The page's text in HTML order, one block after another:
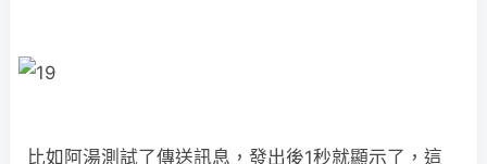
比如阿湯測試了傳送訊息，發出後1秒就顯示了，這